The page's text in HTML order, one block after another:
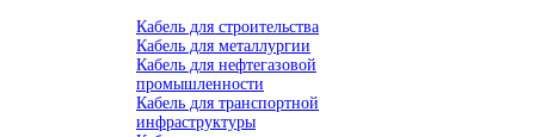
Кабель для строительства
Кабель для металлургии
Кабель для нефтегазовой
промышленности
Кабель для транспортной
инфраструктуры